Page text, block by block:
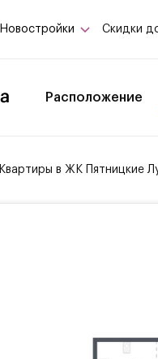
Новостройки Скидки
Расположение
Квартиры в ЖК Пятницкие